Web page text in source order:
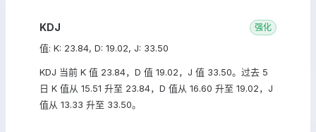
KDJ 强化
值: K: 23.84, D: 19.02, J: 33.50
KDJ 当前 K 值 23.84，D 值 19.02，J 值 33.50。过去 5
日 K 值从 15.51 升至 23.84，D 值从 16.60 升至 19.02，J
值从 13.33 升至 33.50。